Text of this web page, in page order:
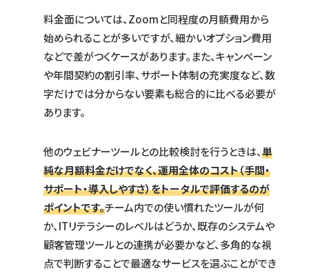
料金面については、Zoomと同程度の月額費用から
始められることが多いですが、細かいオプション費用
などで差がつくケースがあります。また、キャンペーン
や年間契約の割引率、サポート体制の充実度など、数
字だけでは分からない要素も総合的に比べる必要が
あります。
他のウェビナーツールとの比較検討を行うときは、単
純な月額料金だけでなく、運用全体のコスト（手間・
サポート・導入しやすさ）をトータルで評価するのが
ポイントです。チーム内での使い慣れたツールが何
か、ITリテラシーのレベルはどうか、既存のシステムや
顧客管理ツールとの連携が必要かなど、多角的な視
点で判断することで最適なサービスを選ぶことができ